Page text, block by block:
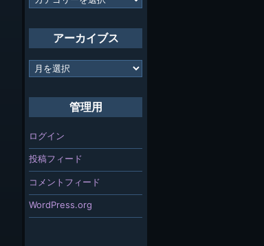
テ
ー
アーカイブス
ア
ー
管理用
ログイン
投稿フィード
コメントフィード
WordPress.org